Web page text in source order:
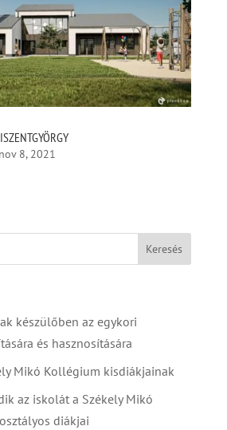
nov 8, 2021
készülőben az egykori
és hasznosítására
Mikó Kollégium kisdiákjainak
az iskolát a Székely Mikó
diákjai